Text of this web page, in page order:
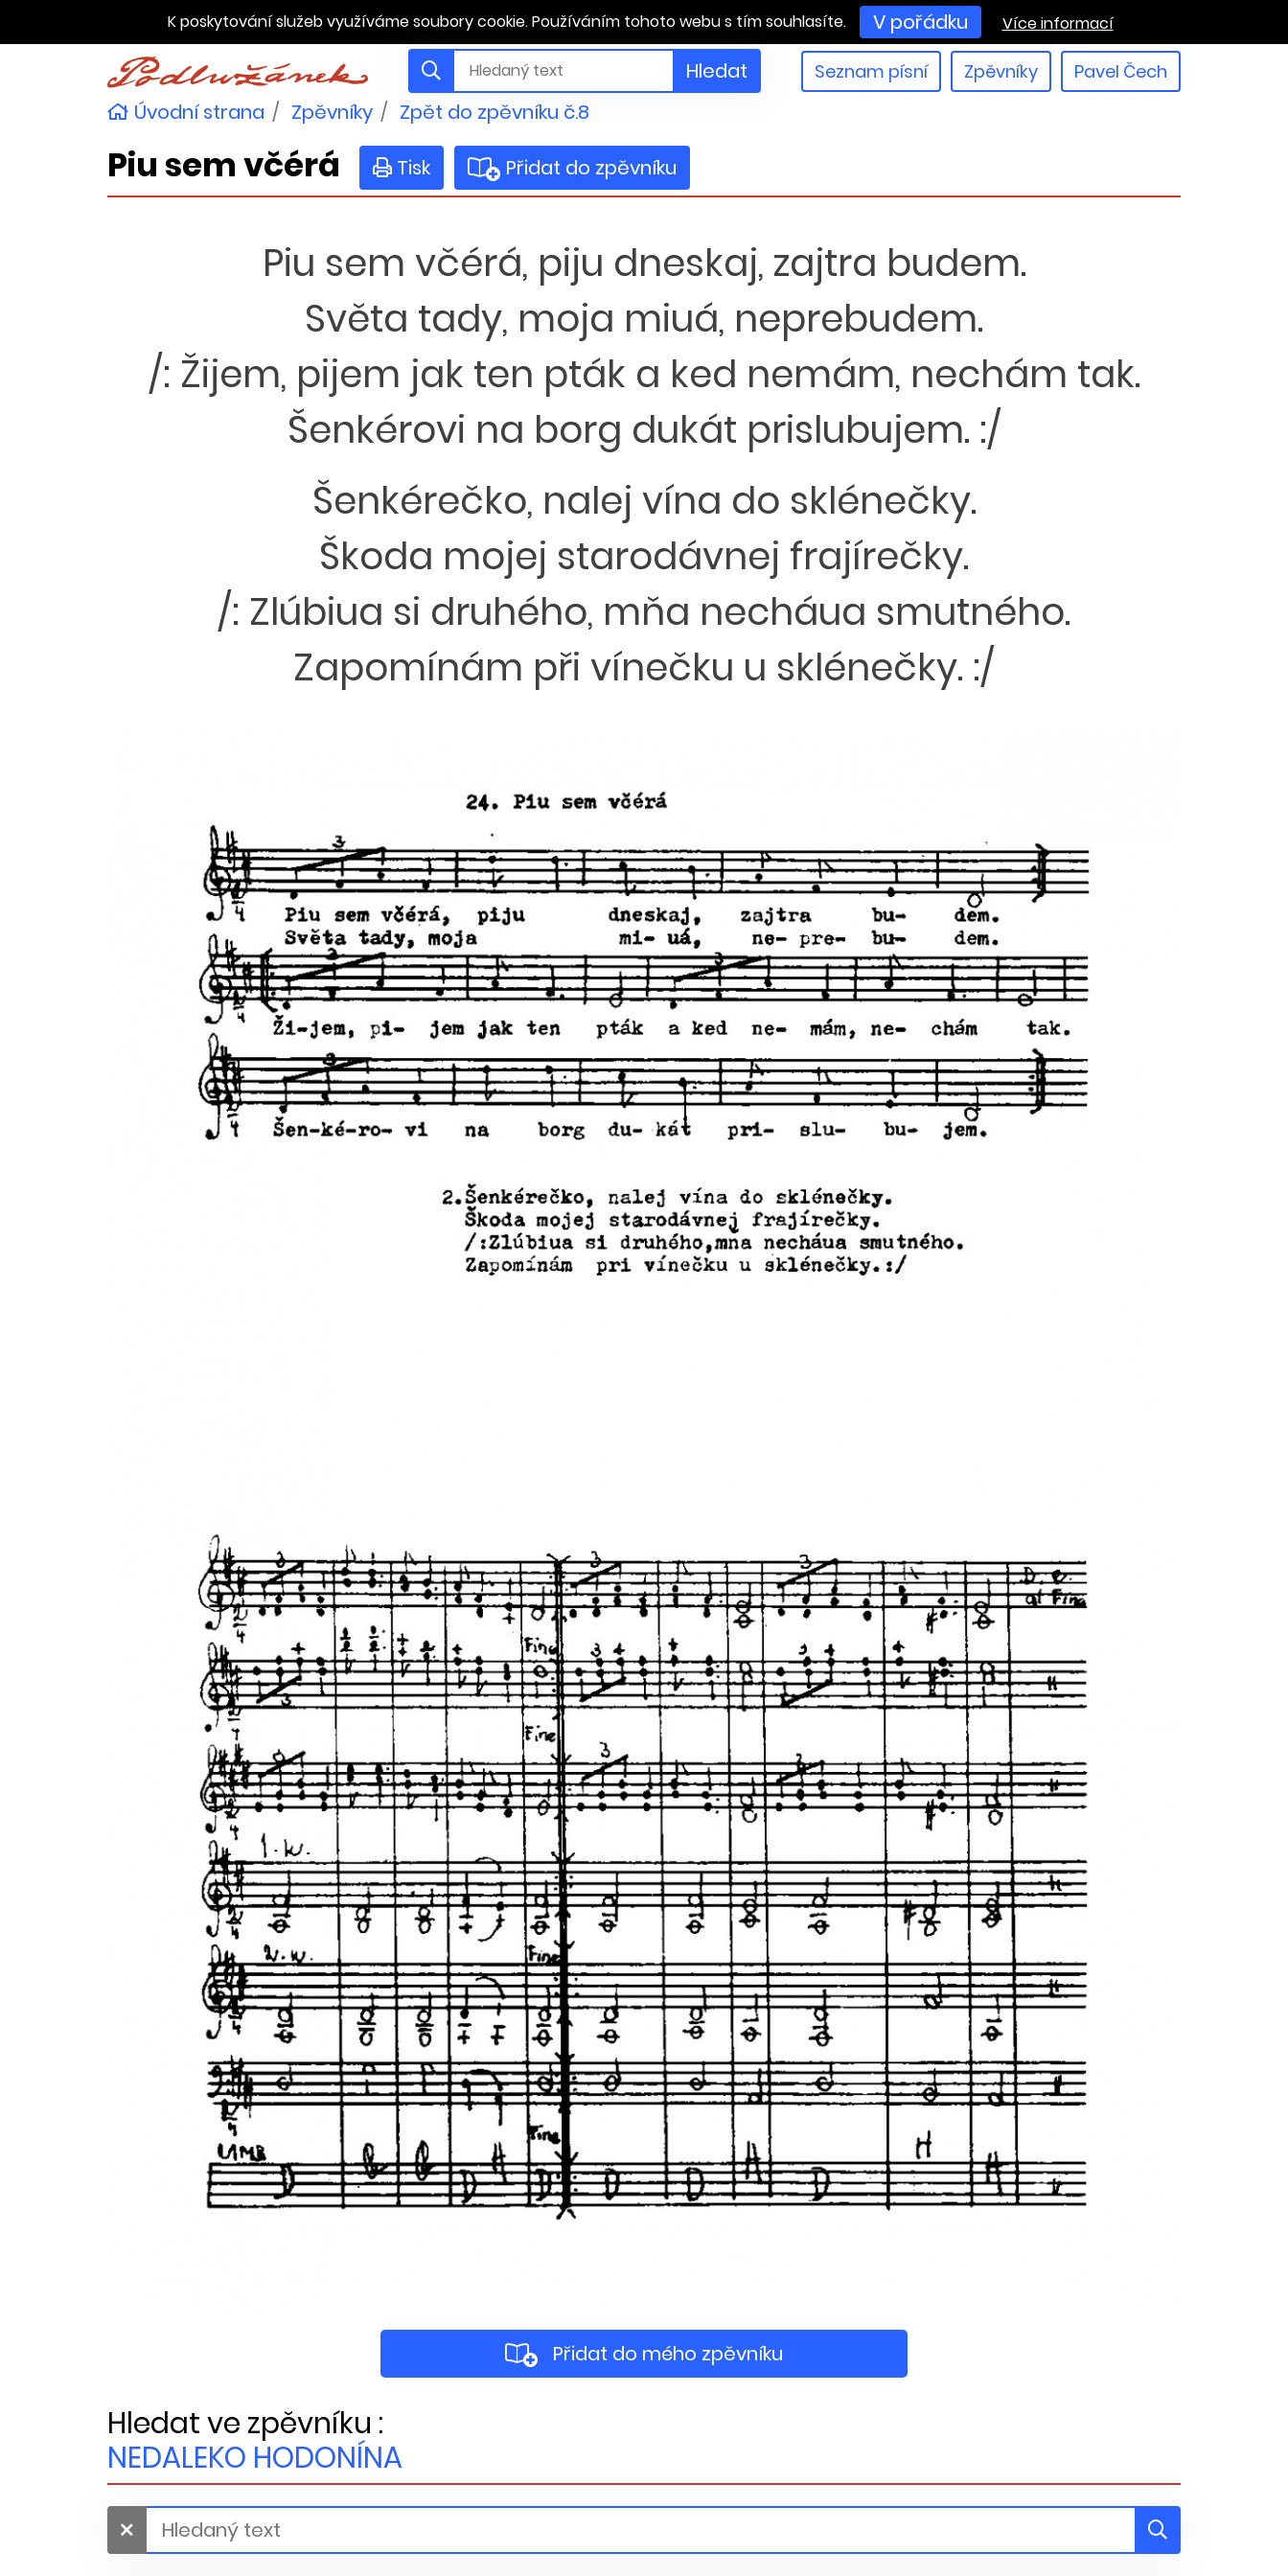
K poskytování služeb využíváme soubory cookie. Používáním tohoto webu s tím souhlasíte. V pořádku Více informací
Seznam písní Zpěvníky Pavel Čech
Hledat
Úvodní strana
Zpěvníky Zpět do zpěvníku č.8
Piu sem včérá Tisk Přidat do zpěvníku
Piu sem včérá, piju dneskaj, zajtra budem.
Světa tady, moja miuá, neprebudem.
/: Žijem, pijem jak ten pták a ked nemám, nechám tak.
Šenkérovi na borg dukát prislubujem. :/
Šenkérečko, nalej vína do sklénečky.
Škoda mojej starodávnej frajírečky.
/: Zlúbiua si druhého, mňa necháua smutného.
Zapomínám při vínečku u sklénečky. :/
Přidat do mého zpěvníku
Hledat ve zpěvníku :
NEDALEKO HODONÍNA